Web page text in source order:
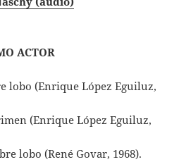
ACTOR
lobo (Enrique López Eguiluz,
(Enrique López Eguiluz,
lobo (René Govar, 1968).